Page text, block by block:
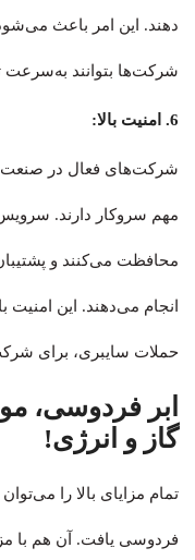
دهند. این امر باعث
شرکت‌ها بتوانند به‌سرعت
6. امنیت بالا:
شرکت‌های فعال در صنعت
مهم سروکار دارند.
محافظت می‌کنند و
انجام می‌دهند. این امنیت
حملات سایبری، برای
ابر فردوسی،
گاز و انرژی!
تمام مزایای بالا را
فردوسی یافت. آن هم با